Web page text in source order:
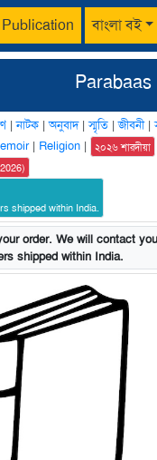
বাংলা বই
|নাটক |অনুবাদ|স্মৃতি |জীবনী|
| Religion | ২০২৬ শারদীয়া
shipped within India.
order. We will contact
shipped within India.